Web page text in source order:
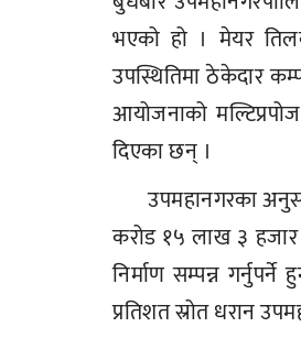
भएको हो । मेयर
उपस्थितिमा ठेकेदार
आयोजनाको
दिएका छन् ।
उपमहानगरका
करोड १५ लाख ३ हजार
निर्माण सम्पन्न
प्रतिशत स्रोत धरान